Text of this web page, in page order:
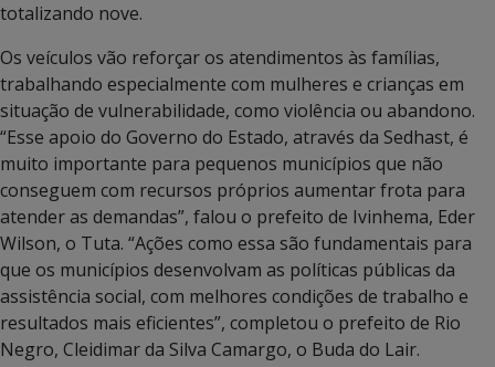
totalizando nove.
Os veículos vão reforçar os atendimentos às famílias,
trabalhando especialmente com mulheres e crianças em
situação de vulnerabilidade, como violência ou abandono.
“Esse apoio do Governo do Estado, através da Sedhast, é
muito importante para pequenos municípios que não
conseguem com recursos próprios aumentar frota para
atender as demandas”, falou o prefeito de Ivinhema, Eder
Wilson, o Tuta. “Ações como essa são fundamentais para
que os municípios desenvolvam as políticas públicas da
assistência social, com melhores condições de trabalho e
resultados mais eficientes”, completou o prefeito de Rio
Negro, Cleidimar da Silva Camargo, o Buda do Lair.